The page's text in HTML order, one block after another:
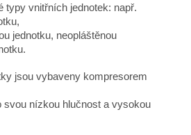
typy vnitřních jednotek: např.
jednotku, neopláštěnou
jsou vybaveny kompresorem
svou nízkou hlučnost a vysokou